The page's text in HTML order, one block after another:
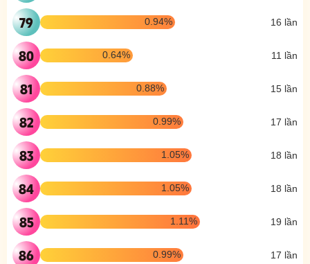
79 0.94% 16 lần
80 0.64% 11 lần
81 0.88% 15 lần
82 0.99% 17 lần
83 1.05% 18 lần
84 1.05% 18 lần
85 1.11% 19 lần
86 0.99% 17 lần